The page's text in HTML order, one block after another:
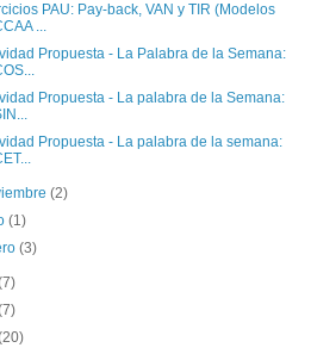
PAU: Pay-back, VAN y TIR (Modelos
...
Propuesta - La Palabra de la Semana:
Propuesta - La palabra de la Semana:
Propuesta - La palabra de la semana:
(2)
(1)
(3)